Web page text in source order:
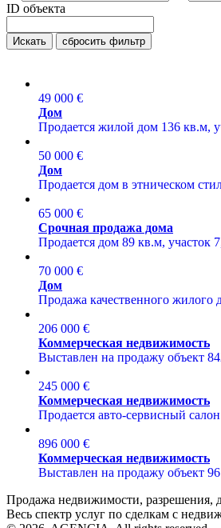
ID объекта
Искать сбросить фильтр
49 000 €
Дом
Продается жилой дом 136 кв.м,
50 000 €
Дом
Продается дом в этническом
65 000 €
Срочная продажа дома
Продается дом 89 кв.м, участок
70 000 €
Дом
Продажа качественного
206 000 €
Коммерческая недвижимость
Выставлен на продажу объект
245 000 €
Коммерческая недвижимость
Продается авто-сервисный
896 000 €
Коммерческая недвижимость
Выставлен на продажу объект
Продажа недвижимости, разрешения,
Весь спектр услуг по сделкам с